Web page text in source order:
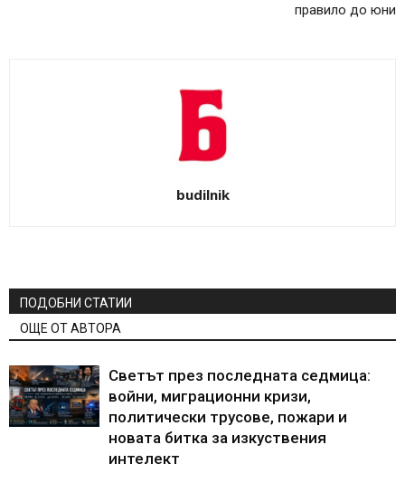
правило до юни
budilnik
ПОДОБНИ СТАТИИ
ОЩЕ ОТ АВТОРА
Светът през последната седмица:
войни, миграционни кризи,
политически трусове, пожари и
новата битка за изкуствения
интелект